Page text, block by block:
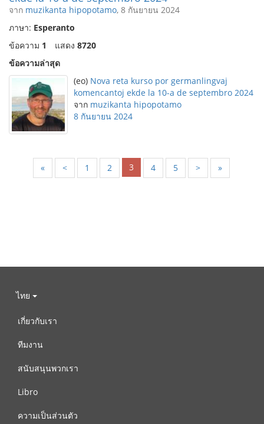
จาก muzikanta hipopotamo, 8 กันยายน 2024
ภาษา: Esperanto
ข้อความ 1 แสดง 8720
ข้อความล่าสุด
(eo) Nova reta kurso por germanlingvaj
komencantoj ekde la 10-a de septembro 2024
จาก muzikanta hipopotamo
8 กันยายน 2024
« < 1 2 3 4 5 > »
ไทย
เกี่ยวกับเรา
ทีมงาน
สนับสนุนพวกเรา
Libro
ความเป็นส่วนตัว